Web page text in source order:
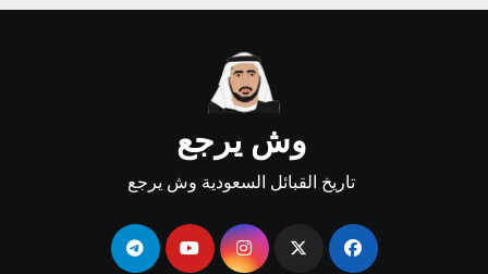
وش يرجع
تاريخ القبائل السعودية وش يرجع